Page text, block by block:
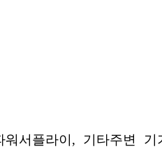
워서플라이, 기타주변